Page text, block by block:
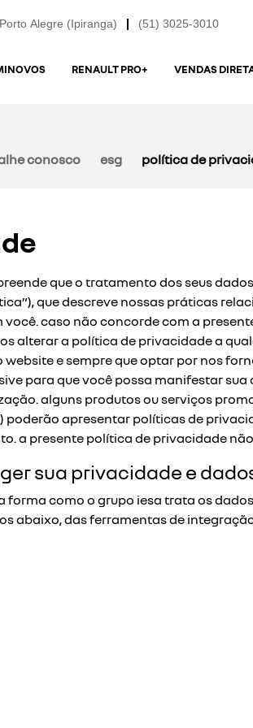
(51) 3025-3010
Alegre (Ipiranga)
RENAULT PRO+ VENDAS
conosco esg política de
que o tratamento dos seus
que descreve nossas práticas
caso não concorde com a
alterar a política de privacidade a
e sempre que optar por nos
para que você possa manifestar
alguns produtos ou serviços
apresentar políticas de
a presente política de privacidade
sua privacidade e
como o grupo iesa trata os
abaixo, das ferramentas de